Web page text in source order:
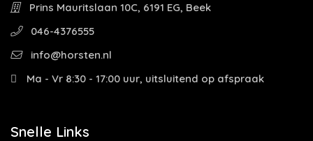
Prins Mauritslaan 10C, 6191 EG, Beek
046-4376555
info@horsten.nl
Ma - Vr 8:30 - 17:00 uur, uitsluitend op afspraak
Snelle Links